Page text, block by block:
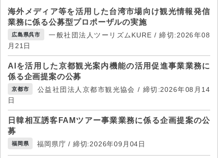
海外メディア等を活用した台湾市場向け観光情報発信
業務に係る公募型プロポーザルの実施
広島県呉市
一般社団法人ツーリズムKURE / 締切:2026年08
月21日
AIを活用した京都観光案内機能の活用促進事業業務に
係る企画提案の公募
京都市
公益社団法人京都市観光協会 / 締切:2026年08月14
日
日韓相互誘客FAMツアー事業業務に係る企画提案の公
募
福岡県 福岡県庁 / 締切:2026年09月04日